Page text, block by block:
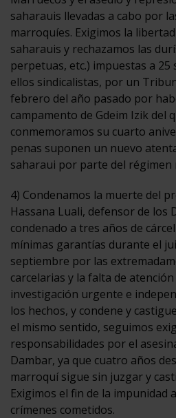
saharauis llevadas a cabo por
marroquíes. Exigimos la
saharauis y rechazamos las
perpetuas, etc.) impuestas a 25
ellos sindicalistas, por un
febrero del año pasado por
campamento de Gdeim Izik del
conmemoramos su cuarto
penas suponen un nuevo
saharaui por parte del régimen
4) Condenamos la muerte del
Hassana Luali, defensor de los
condenado a tres años de
mínimas garantías durante el
septiembre por las
carcelarias y la falta de
investigación urgente e
los hechos, y condene y
el mismo sentido, seguimos
responsabilidades por el
Dambar, ya que cuatro años
marroquí sigue sin juzgar y
Exigimos el fin de la impunidad
crímenes cometidos.